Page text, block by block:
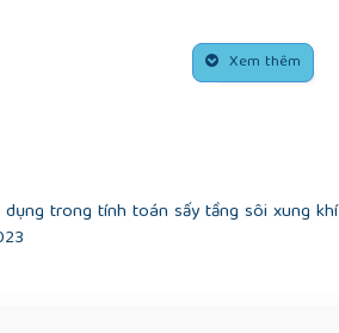
Xem thêm
trong tính toán sấy tầng sôi xung khí